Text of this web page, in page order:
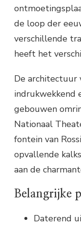
de loop der
verschillende
heeft het
De architectuur
indrukwekkend
gebouwen
Nationaal
fontein van
opvallende
aan de
Belangrijke
Daterend